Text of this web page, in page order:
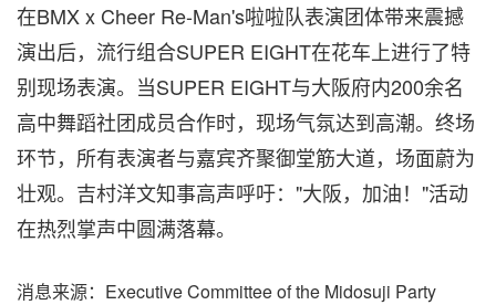
在BMX x Cheer Re-Man's啦啦队表演团体带来震撼
演出后，流行组合SUPER EIGHT在花车上进行了特
别现场表演。当SUPER EIGHT与大阪府内200余名
高中舞蹈社团成员合作时，现场气氛达到高潮。终场
环节，所有表演者与嘉宾齐聚御堂筋大道，场面蔚为
壮观。吉村洋文知事高声呼吁："大阪，加油！"活动
在热烈掌声中圆满落幕。
消息来源：Executive Committee of the Midosuji Party